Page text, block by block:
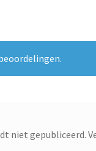
niet gepubliceerd.